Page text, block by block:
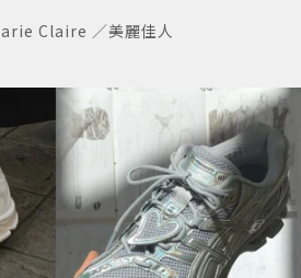
Claire ／美麗佳人